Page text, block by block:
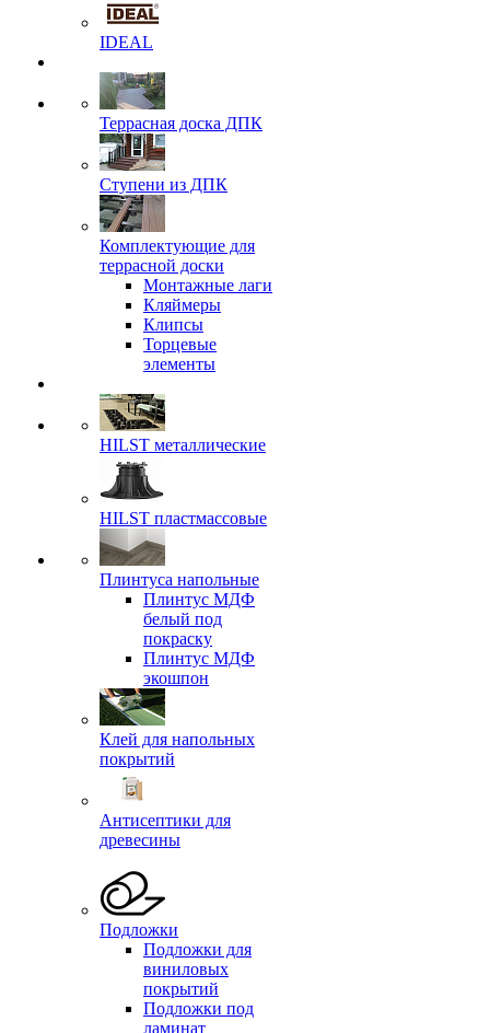
IDEAL
Террасная доска ДПК
Ступени из ДПК
Комплектующие для
террасной доски
Монтажные лаги
Кляймеры
Клипсы
Торцевые
элементы
HILST металлические
HILST пластмассовые
Плинтуса напольные
Плинтус МДФ
белый под
покраску
Плинтус МДФ
экошпон
Клей для напольных
покрытий
Антисептики для
древесины
Подложки
Подложки для
виниловых
покрытий
Подложки под
ламинат